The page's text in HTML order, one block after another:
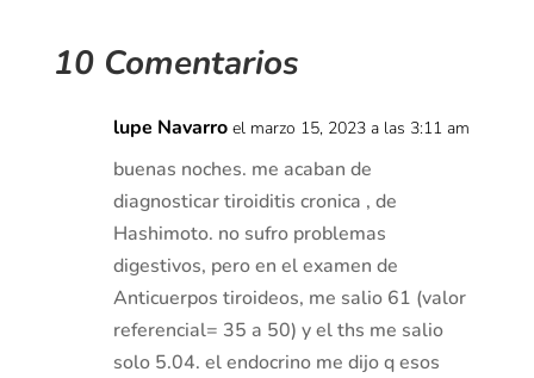
10 Comentarios
lupe Navarro el marzo 15, 2023 a las 3:11 am
buenas noches. me acaban de
diagnosticar tiroiditis cronica , de
Hashimoto. no sufro problemas
digestivos, pero en el examen de
Anticuerpos tiroideos, me salio 61 (valor
referencial= 35 a 50) y el ths me salio
solo 5.04. el endocrino me dijo q esos